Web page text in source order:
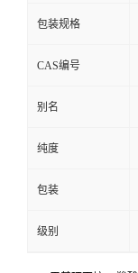
包装规格
CAS编号
别名
纯度
包装
级别